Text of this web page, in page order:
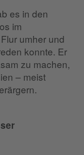
es in den
im
umher und
konnte. Er
zu machen,
– meist